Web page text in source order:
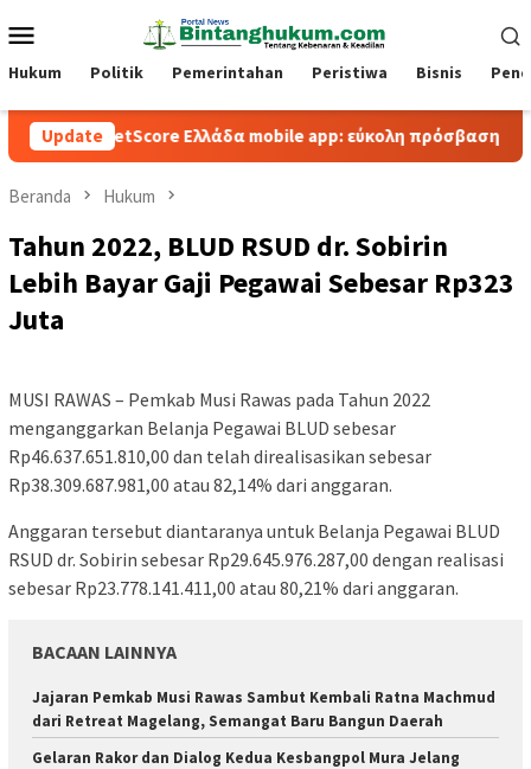
ke
kontenMobile
Hukum Politik Pemerintahan Peristiwa Bisnis
Update
BetScore Ελλάδα mobile app: εύκολη πρόσβαση και παιχνίδι
Beranda Hukum
Tahun 2022, BLUD RSUD dr. Sobirin
Lebih Bayar Gaji Pegawai Sebesar Rp323
Juta
MUSI RAWAS – Pemkab Musi Rawas pada Tahun 2022
menganggarkan Belanja Pegawai BLUD sebesar
Rp46.637.651.810,00 dan telah direalisasikan sebesar
Rp38.309.687.981,00 atau 82,14% dari anggaran.
Anggaran tersebut diantaranya untuk Belanja Pegawai BLUD
RSUD dr. Sobirin sebesar Rp29.645.976.287,00 dengan realisasi
sebesar Rp23.778.141.411,00 atau 80,21% dari anggaran.
BACAAN LAINNYA
Jajaran Pemkab Musi Rawas Sambut Kembali Ratna Machmud
dari Retreat Magelang, Semangat Baru Bangun Daerah
Gelaran Rakor dan Dialog Kedua Kesbangpol Mura Jelang